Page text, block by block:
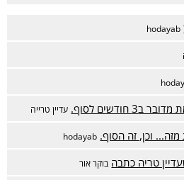
hodayab
חודשים לסוף. עדיין טרייה
וכן, זה הסוף. hodayab
טריה כתבה בוקר אור